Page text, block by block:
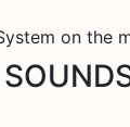
on the